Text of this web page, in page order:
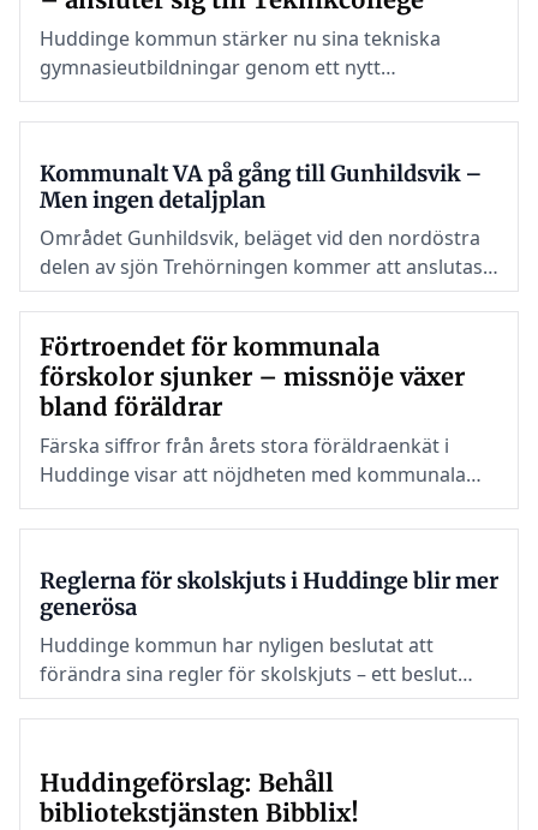
förtäring av mat- och dryck i
lokalerna.
Huddinge kommun stärker nu sina tekniska
gymnasieutbildningar genom ett nytt
samverkansavtal med Teknikcollege.
Kommunalt VA på gång till Gunhildsvik –
Men ingen detaljplan
Området Gunhildsvik, beläget vid den nordöstra
delen av sjön Trehörningen kommer att anslutas
till kommunalt vatten och avlopp. Men Stockholm
området ska planläggas.
Förtroendet för kommunala
förskolor sjunker – missnöje växer
bland föräldrar
Färska siffror från årets stora föräldraenkät i
Huddinge visar att nöjdheten med kommunala
förskolor minskar markant.
Reglerna för skolskjuts i Huddinge blir mer
generösa
Huddinge kommun har nyligen beslutat att
förändra sina regler för skolskjuts – ett beslut
som innebär en viktig förbättring för barn med
Huddingeförslag: Behåll
bibliotekstjänsten Bibblix!